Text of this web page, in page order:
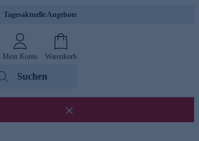
Tagesaktuelle Angebote
Mein Konto Warenkorb
Suchen